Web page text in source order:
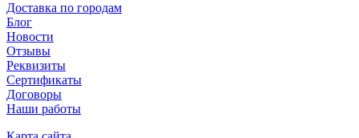
Доставка по городам
Блог
Новости
Отзывы
Реквизиты
Сертификаты
Договоры
Наши работы